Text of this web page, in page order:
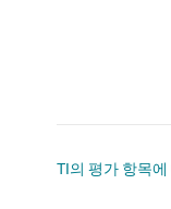
TI의 평가 항목